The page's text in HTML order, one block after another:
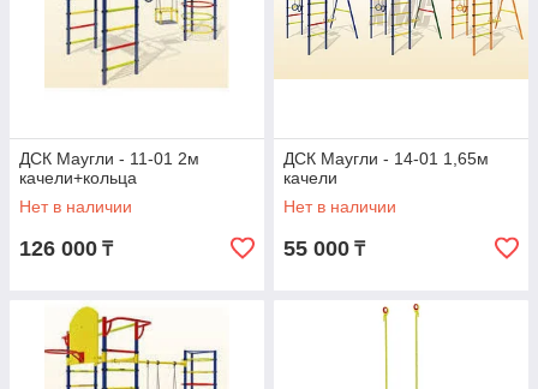
ДСК Маугли - 11-01 2м
качели+кольца
Нет в наличии
126 000 ₸
ДСК Маугли - 14-01 1,65м
качели
Нет в наличии
55 000 ₸